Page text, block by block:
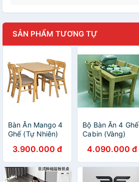
SẢN PHẨM TƯƠNG TỰ
Bàn Ăn Mango 4
Ghế (Tự Nhiên)
3.900.000 đ
Bộ Bàn Ăn 4 Ghế
Cabin (Vàng)
4.090.000 đ